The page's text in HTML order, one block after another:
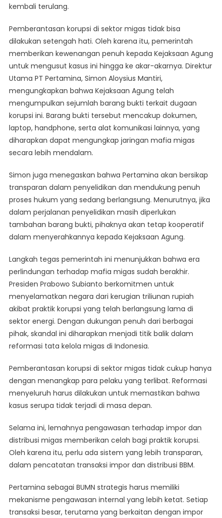
kembali terulang.
Pemberantasan korupsi di sektor migas tidak bisa
dilakukan setengah hati. Oleh karena itu, pemerintah
memberikan kewenangan penuh kepada Kejaksaan Agung
untuk mengusut kasus ini hingga ke akar-akarnya. Direktur
Utama PT Pertamina, Simon Aloysius Mantiri,
mengungkapkan bahwa Kejaksaan Agung telah
mengumpulkan sejumlah barang bukti terkait dugaan
korupsi ini. Barang bukti tersebut mencakup dokumen,
laptop, handphone, serta alat komunikasi lainnya, yang
diharapkan dapat mengungkap jaringan mafia migas
secara lebih mendalam.
Simon juga menegaskan bahwa Pertamina akan bersikap
transparan dalam penyelidikan dan mendukung penuh
proses hukum yang sedang berlangsung. Menurutnya, jika
dalam perjalanan penyelidikan masih diperlukan
tambahan barang bukti, pihaknya akan tetap kooperatif
dalam menyerahkannya kepada Kejaksaan Agung.
Langkah tegas pemerintah ini menunjukkan bahwa era
perlindungan terhadap mafia migas sudah berakhir.
Presiden Prabowo Subianto berkomitmen untuk
menyelamatkan negara dari kerugian triliunan rupiah
akibat praktik korupsi yang telah berlangsung lama di
sektor energi. Dengan dukungan penuh dari berbagai
pihak, skandal ini diharapkan menjadi titik balik dalam
reformasi tata kelola migas di Indonesia.
Pemberantasan korupsi di sektor migas tidak cukup hanya
dengan menangkap para pelaku yang terlibat. Reformasi
menyeluruh harus dilakukan untuk memastikan bahwa
kasus serupa tidak terjadi di masa depan.
Selama ini, lemahnya pengawasan terhadap impor dan
distribusi migas memberikan celah bagi praktik korupsi.
Oleh karena itu, perlu ada sistem yang lebih transparan,
dalam pencatatan transaksi impor dan distribusi BBM.
Pertamina sebagai BUMN strategis harus memiliki
mekanisme pengawasan internal yang lebih ketat. Setiap
transaksi besar, terutama yang berkaitan dengan impor